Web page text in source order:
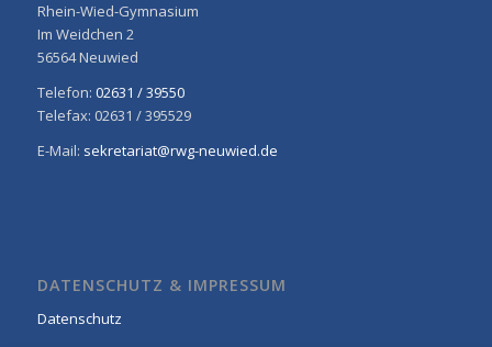
Rhein-Wied-Gymnasium
Im Weidchen 2
56564 Neuwied
Telefon: 02631 / 39550
Telefax: 02631 / 395529
E-Mail: sekretariat@rwg-neuwied.de
DATENSCHUTZ & IMPRESSUM
Datenschutz